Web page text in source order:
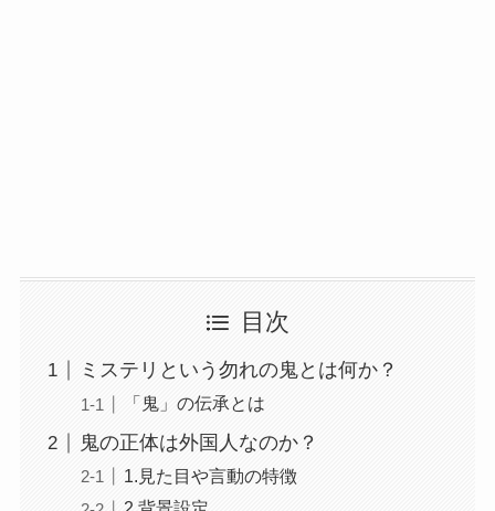
目次
ミステリという勿れの鬼とは何か？
「鬼」の伝承とは
鬼の正体は外国人なのか？
1.見た目や言動の特徴